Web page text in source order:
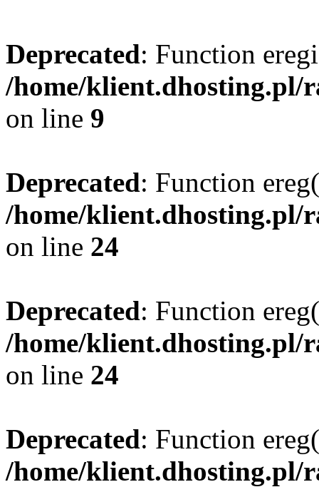
Deprecated: Function
/home/klient.dhosting.pl/
on line 9
Deprecated: Function
/home/klient.dhosting.pl/
on line 24
Deprecated: Function
/home/klient.dhosting.pl/
on line 24
Deprecated: Function
/home/klient.dhosting.pl/